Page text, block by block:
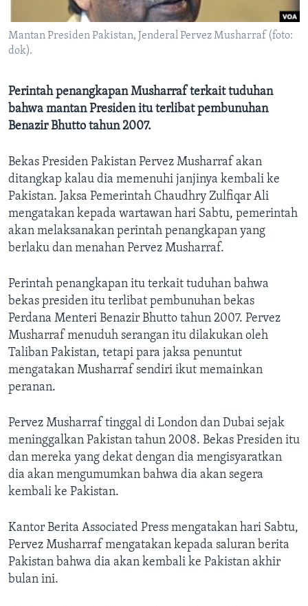
Mantan Presiden Pakistan, Jenderal Pervez Musharraf (foto:
dok).
Perintah penangkapan Musharraf terkait tuduhan
bahwa mantan Presiden itu terlibat pembunuhan
Benazir Bhutto tahun 2007.
Bekas Presiden Pakistan Pervez Musharraf akan
ditangkap kalau dia memenuhi janjinya kembali ke
Pakistan. Jaksa Pemerintah Chaudhry Zulfiqar Ali
mengatakan kepada wartawan hari Sabtu, pemerintah
akan melaksanakan perintah penangkapan yang
berlaku dan menahan Pervez Musharraf.
Perintah penangkapan itu terkait tuduhan bahwa
bekas presiden itu terlibat pembunuhan bekas
Perdana Menteri Benazir Bhutto tahun 2007. Pervez
Musharraf menuduh serangan itu dilakukan oleh
Taliban Pakistan, tetapi para jaksa penuntut
mengatakan Musharraf sendiri ikut memainkan
peranan.
Pervez Musharraf tinggal di London dan Dubai sejak
meninggalkan Pakistan tahun 2008. Bekas Presiden itu
dan mereka yang dekat dengan dia mengisyaratkan
dia akan mengumumkan bahwa dia akan segera
kembali ke Pakistan.
Kantor Berita Associated Press mengatakan hari Sabtu,
Pervez Musharraf mengatakan kepada saluran berita
Pakistan bahwa dia akan kembali ke Pakistan akhir
bulan ini.